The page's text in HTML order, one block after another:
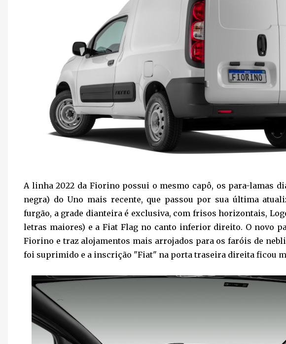
A linha 2022 da Fiorino possui o mesmo capô, os para-lamas
negra) do Uno mais recente, que passou por sua última
furgão, a grade dianteira é exclusiva, com frisos horizontais,
letras maiores) e a Fiat Flag no canto inferior direito. O novo
Fiorino e traz alojamentos mais arrojados para os faróis de
foi suprimido e a inscrição "Fiat" na porta traseira direita ficou